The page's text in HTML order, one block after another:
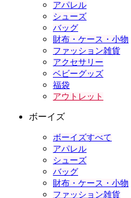
アパレル
シューズ
バッグ
財布・ケース・小物
ファッション雑貨
アクセサリー
ベビーグッズ
福袋
アウトレット
ボーイズ
ボーイズすべて
アパレル
シューズ
バッグ
財布・ケース・小物
ファッション雑貨